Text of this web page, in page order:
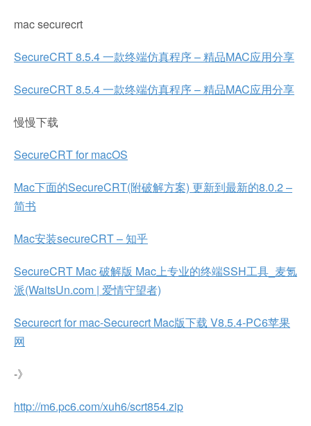
mac securecrt
SecureCRT 8.5.4 一款终端仿真程序 – 精品MAC应用分享
SecureCRT 8.5.4 一款终端仿真程序 – 精品MAC应用分享
慢慢下载
SecureCRT for macOS
Mac下面的SecureCRT(附破解方案) 更新到最新的8.0.2 –
简书
Mac安装secureCRT – 知乎
SecureCRT Mac 破解版 Mac上专业的终端SSH工具_麦氪
派(WaitsUn.com | 爱情守望者)
Securecrt for mac-Securecrt Mac版下载 V8.5.4-PC6苹果
网
-》
http://m6.pc6.com/xuh6/scrt854.zip